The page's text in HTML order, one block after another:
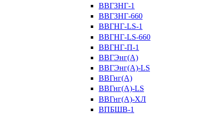
ВВГЗНГ-1
ВВГЗНГ-660
ВВГНГ-LS-1
ВВГНГ-LS-660
ВВГНГ-П-1
ВВГЭнг(А)
ВВГЭнг(А)-LS
ВВГнг(А)
ВВГнг(А)-LS
ВВГнг(А)-ХЛ
ВПБШВ-1